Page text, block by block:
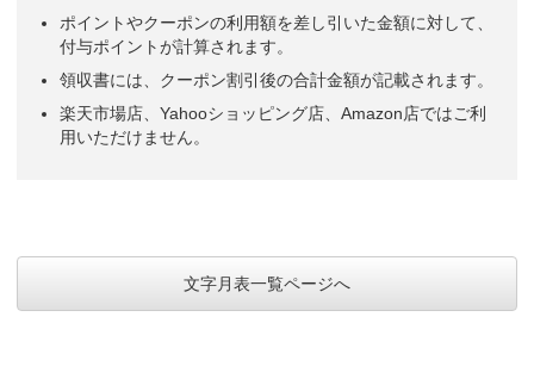
ポイントやクーポンの利用額を差し引いた金額に対して、
付与ポイントが計算されます。
領収書には、クーポン割引後の合計金額が記載されます。
楽天市場店、Yahooショッピング店、Amazon店ではご利
用いただけません。
文字月表一覧ページへ